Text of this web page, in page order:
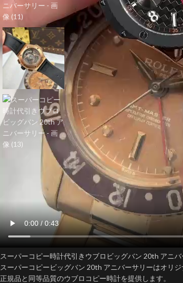
スーパーコピー時計代引きウブロビッグバン 20th アニ
スーパーコピービッグバン 20th アニバーサリーはオリ
正規品と同等品質のウブロコピー時計を提供します。